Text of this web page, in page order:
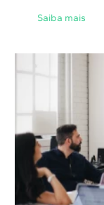
Saiba mais